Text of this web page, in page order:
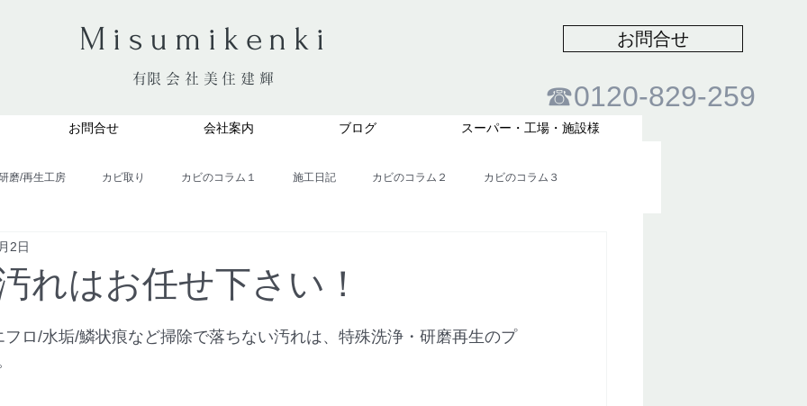
​Misumikenki
​有限会社美住建輝
お問合せ
​☎0120-829-259
お問合せ 会社案内 ブログ スーパー・工場・施設様
磨/再生工房 カビ取り カビのコラム１ 施工日記 カビのコラム２ カビのコラム３
カビのコラム６
れはお任せ下さい！
2日
ロ/水垢/鱗状痕など掃除で落ちない汚れは、特殊洗浄・研磨再生のプ